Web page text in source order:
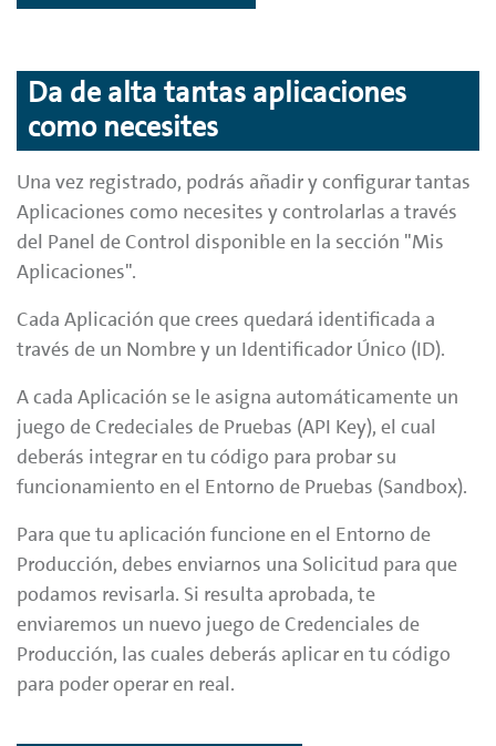
Da de alta tantas aplicaciones
como necesites
Una vez registrado, podrás añadir y configurar tantas
Aplicaciones como necesites y controlarlas a través
del Panel de Control disponible en la sección "Mis
Aplicaciones".
Cada Aplicación que crees quedará identificada a
través de un Nombre y un Identificador Único (ID).
A cada Aplicación se le asigna automáticamente un
juego de Credeciales de Pruebas (API Key), el cual
deberás integrar en tu código para probar su
funcionamiento en el Entorno de Pruebas (Sandbox).
Para que tu aplicación funcione en el Entorno de
Producción, debes enviarnos una Solicitud para que
podamos revisarla. Si resulta aprobada, te
enviaremos un nuevo juego de Credenciales de
Producción, las cuales deberás aplicar en tu código
para poder operar en real.